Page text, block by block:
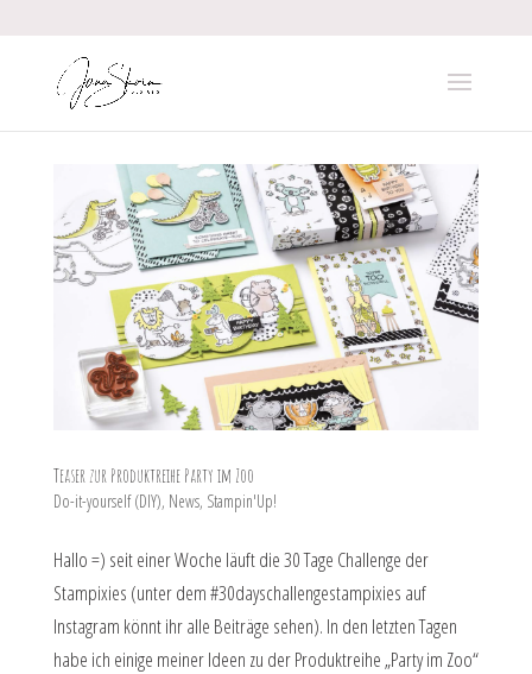
Teaser zur Produktreihe Party im Zoo
Do-it-yourself (DIY), News, Stampin'Up!
Hallo =) seit einer Woche läuft die 30 Tage Challenge der
Stampixies (unter dem #30dayschallengestampixies auf
Instagram könnt ihr alle Beiträge sehen). In den letzten Tagen
habe ich einige meiner Ideen zu der Produktreihe „Party im Zoo“